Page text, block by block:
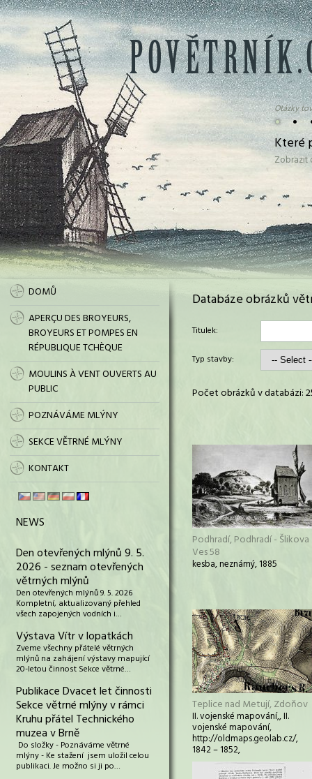
• •
Otázky
Které
DOMŮ
APERÇU DES BROYEURS,
BROYEURS ET POMPES EN
RÉPUBLIQUE TCHÈQUE
MOULINS À VENT OUVERTS AU
PUBLIC
POZNÁVÁME MLÝNY
SEKCE VĚTRNÉ MLÝNY
KONTAKT
NEWS
Den otevřených mlýnů 9. 5.
2026 - seznam otevřených
větrných mlýnů
Den otevřených mlýnů 9. 5. 2026
Kompletní, aktualizovaný přehled
všech zapojených vodních i…
Výstava Vítr v lopatkách
Zveme všechny přátelé větrných
mlýnů na zahájení výstavy mapující
20-letou činnost Sekce větrné…
Publikace Dvacet let činnosti
Sekce větrné mlýny v rámci
Kruhu přátel Technického
muzea v Brně
Do složky - Poznáváme větrné
mlýny - Ke stažení jsem uložil celou
publikaci. Je možno si ji po…
Databáze obrázků
Titulek:
Typ stavby:
Počet obrázků v databázi:
Podhradí, Podhradí - Šlikova
Ves 58
kesba, neznámý, 1885
Teplice nad Metují, Zdoňov
II. vojenské mapování,, II.
vojenské mapování,
http://oldmaps.geolab.cz/,
1842 – 1852,